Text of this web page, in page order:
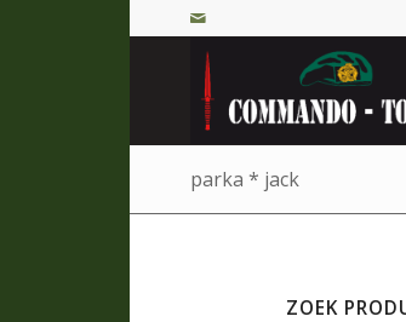
parka * jack
ZOEK